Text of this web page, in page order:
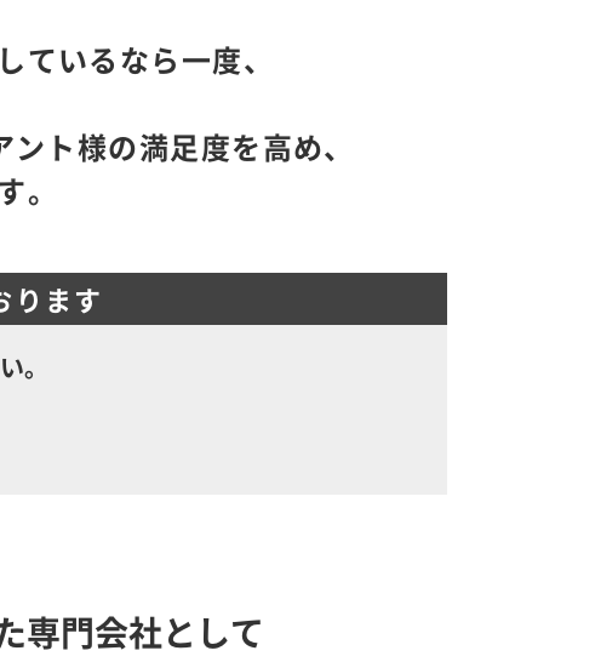
いるなら一度、
ト様の満足度を高め、
。
ります
。
専門会社として